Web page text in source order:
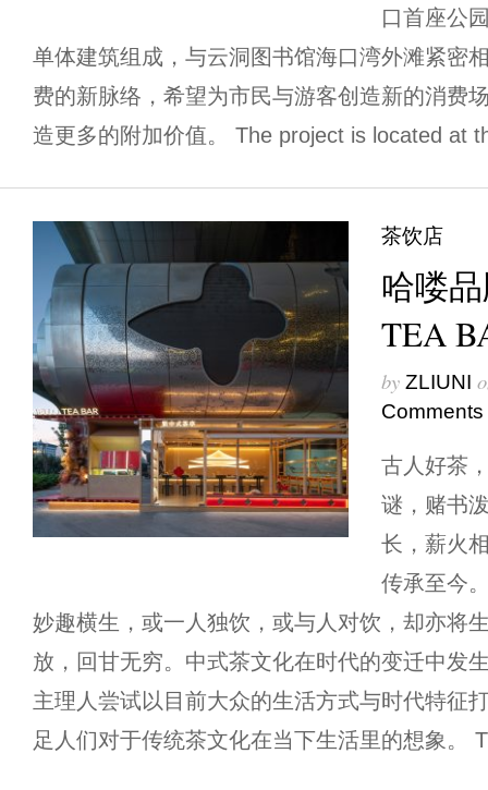
口首座公
单体建筑组成，与云洞图书馆海口湾外滩紧密
费的新脉络，希望为市民与游客创造新的消费
造更多的附加价值。 The project is located at
茶饮店
哈喽
TEA
by ZLIUNI
Comments
古人好茶
谜，赌书
长，薪火
传承至今
妙趣横生，或一人独饮，或与人对饮，却亦将
放，回甘无穷。中式茶文化在时代的变迁中发
主理人尝试以目前大众的生活方式与时代特征
足人们对于传统茶文化在当下生活里的想象。